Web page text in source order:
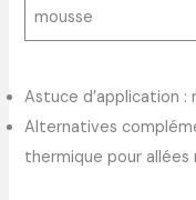
mousse
Astuce d’application
Alternatives
thermique pour allées